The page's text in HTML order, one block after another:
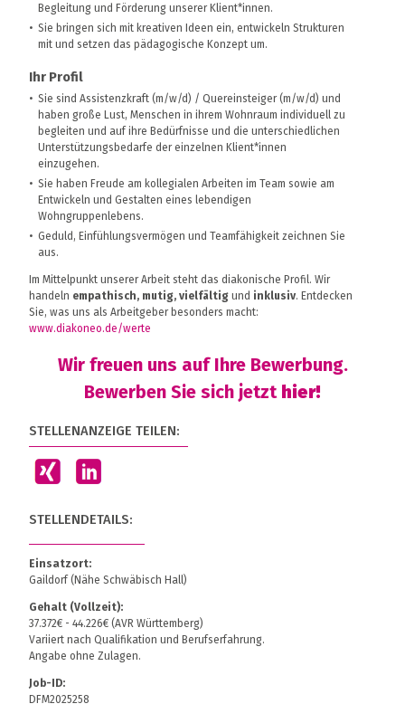
Begleitung und Förderung unserer Klient*innen.
Sie bringen sich mit kreativen Ideen ein, entwickeln Strukturen
mit und setzen das pädagogische Konzept um.
Ihr Profil
Sie sind Assistenzkraft (m/w/d) / Quereinsteiger (m/w/d) und
haben große Lust, Menschen in ihrem Wohnraum individuell zu
begleiten und auf ihre Bedürfnisse und die unterschiedlichen
Unterstützungsbedarfe der einzelnen Klient*innen
einzugehen.
Sie haben Freude am kollegialen Arbeiten im Team sowie am
Entwickeln und Gestalten eines lebendigen
Wohngruppenlebens.
Geduld, Einfühlungsvermögen und Teamfähigkeit zeichnen Sie
aus.
Im Mittelpunkt unserer Arbeit steht das diakonische Profil. Wir
handeln empathisch, mutig, vielfältig und inklusiv. Entdecken
Sie, was uns als Arbeitgeber besonders macht:
www.diakoneo.de/werte
Wir freuen uns auf Ihre Bewerbung.
Bewerben Sie sich jetzt hier!
STELLENANZEIGE TEILEN:
STELLENDETAILS:
Einsatzort:
Gaildorf (Nähe Schwäbisch Hall)
Gehalt (Vollzeit):
37.372€ - 44.226€ (AVR Württemberg)
Variiert nach Qualifikation und Berufserfahrung.
Angabe ohne Zulagen.
Job-ID:
DFM2025258